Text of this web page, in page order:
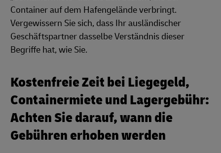
Container auf dem Hafengelände verbringt.
Vergewissern Sie sich, dass Ihr ausländischer
Geschäftspartner dasselbe Verständnis dieser
Begriffe hat, wie Sie.
Kostenfreie Zeit bei Liegegeld,
Containermiete und Lagergebühr:
Achten Sie darauf, wann die
Gebühren erhoben werden